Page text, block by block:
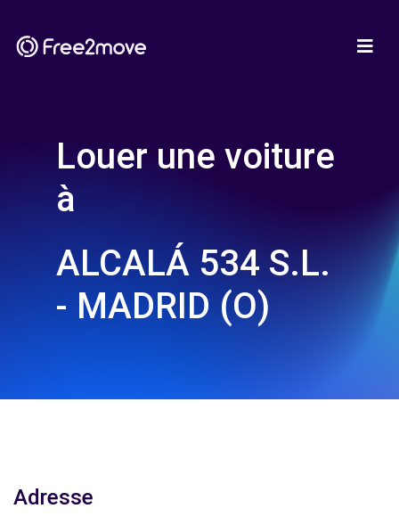
Louer une voiture
à
ALCALÁ 534 S.L.
- MADRID (O)
Adresse